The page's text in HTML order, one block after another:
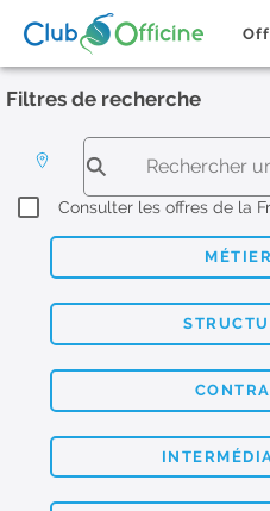
Filtres de recherche
Consulter les offres de la
MÉTIER